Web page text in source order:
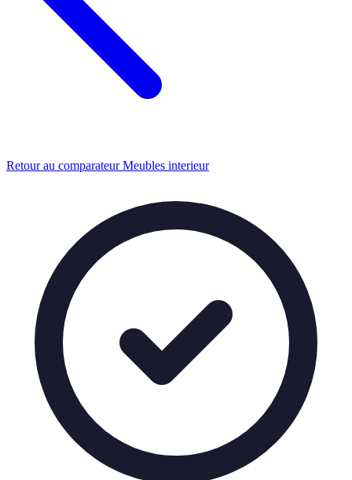
Retour au comparateur Meubles interieur